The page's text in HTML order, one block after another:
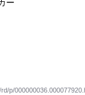
ー
p/